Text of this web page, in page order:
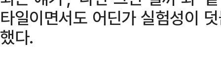
타일이면서도 어딘가 실험성이
했다.